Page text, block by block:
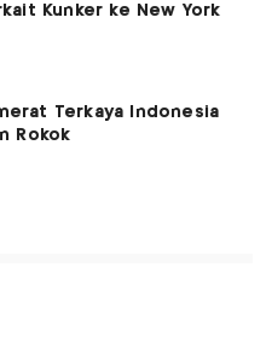
Kunker ke New York
Terkaya Indonesia
Rokok